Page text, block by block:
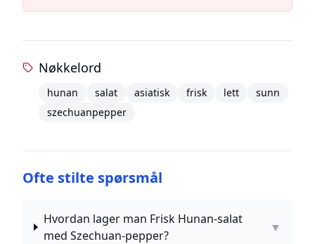
Nøkkelord
hunan salat asiatisk frisk lett
sunn
szechuanpepper
Ofte stilte spørsmål
Hvordan lager man Frisk Hunan-salat
med Szechuan-pepper?
▼